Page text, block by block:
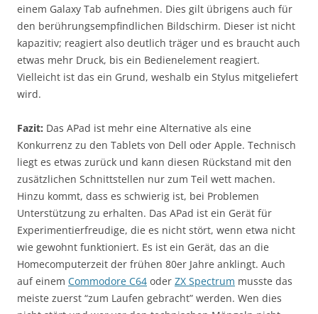
einem Galaxy Tab aufnehmen. Dies gilt übrigens auch für
den berührungsempfindlichen Bildschirm. Dieser ist nicht
kapazitiv; reagiert also deutlich träger und es braucht auch
etwas mehr Druck, bis ein Bedienelement reagiert.
Vielleicht ist das ein Grund, weshalb ein Stylus mitgeliefert
wird.
Fazit: Das APad ist mehr eine Alternative als eine
Konkurrenz zu den Tablets von Dell oder Apple. Technisch
liegt es etwas zurück und kann diesen Rückstand mit den
zusätzlichen Schnittstellen nur zum Teil wett machen.
Hinzu kommt, dass es schwierig ist, bei Problemen
Unterstützung zu erhalten. Das APad ist ein Gerät für
Experimentierfreudige, die es nicht stört, wenn etwa nicht
wie gewohnt funktioniert. Es ist ein Gerät, das an die
Homecomputerzeit der frühen 80er Jahre anklingt. Auch
auf einem Commodore C64 oder ZX Spectrum musste das
meiste zuerst “zum Laufen gebracht” werden. Wen dies